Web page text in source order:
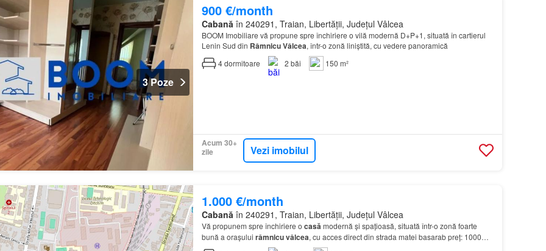
3 Poze
900 €/month
Cabană în 240291, Traian, Libertății, Județul Vâlcea
BOOM Imobiliare vă propune spre închiriere o vilă modernă D+P+1, situată în cartierul
Lenin Sud din RâmnicuVâlcea, într-o zonă liniștită, cu vedere panoramică
4dormitoare 2 băi 150 m²
Acum 30+
zile
Vezi imobilul
1.000 €/month
Cabană în 240291, Traian, Libertății, Județul Vâlcea
Vă propunem spre închiriere o casă modernă și spațioasă, situată într-o zonă foarte
bună a orașului râmnicuvâlcea, cu acces direct din strada matei basarab preț: 1000
€/lună + o lună garanție
este ideală pentru cei care…